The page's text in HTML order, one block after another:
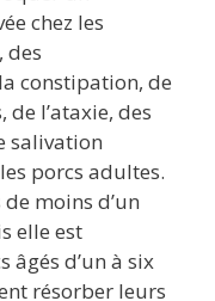
chez les
des
constipation, de
l’ataxie, des
salivation
porcs adultes.
moins d’un
elle est
âgés d’un à six
résorber leurs